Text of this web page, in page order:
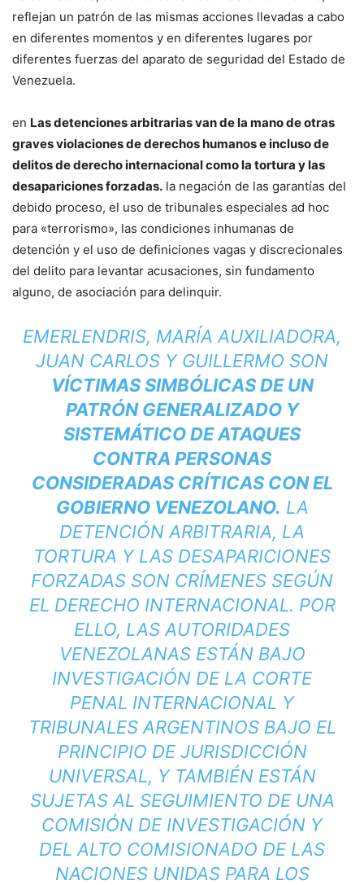
reflejan un patrón de las mismas acciones llevadas a cabo
en diferentes momentos y en diferentes lugares por
diferentes fuerzas del aparato de seguridad del Estado de
Venezuela.
en Las detenciones arbitrarias van de la mano de otras
graves violaciones de derechos humanos e incluso de
delitos de derecho internacional como la tortura y las
desapariciones forzadas. la negación de las garantías del
debido proceso, el uso de tribunales especiales ad hoc
para «terrorismo», las condiciones inhumanas de
detención y el uso de definiciones vagas y discrecionales
del delito para levantar acusaciones, sin fundamento
alguno, de asociación para delinquir.
EMERLENDRIS, MARÍA AUXILIADORA,
JUAN CARLOS Y GUILLERMO SON
VÍCTIMAS SIMBÓLICAS DE UN
PATRÓN GENERALIZADO Y
SISTEMÁTICO DE ATAQUES
CONTRA PERSONAS
CONSIDERADAS CRÍTICAS CON EL
GOBIERNO VENEZOLANO. LA
DETENCIÓN ARBITRARIA, LA
TORTURA Y LAS DESAPARICIONES
FORZADAS SON CRÍMENES SEGÚN
EL DERECHO INTERNACIONAL. POR
ELLO, LAS AUTORIDADES
VENEZOLANAS ESTÁN BAJO
INVESTIGACIÓN DE LA CORTE
PENAL INTERNACIONAL Y
TRIBUNALES ARGENTINOS BAJO EL
PRINCIPIO DE JURISDICCIÓN
UNIVERSAL, Y TAMBIÉN ESTÁN
SUJETAS AL SEGUIMIENTO DE UNA
COMISIÓN DE INVESTIGACIÓN Y
DEL ALTO COMISIONADO DE LAS
NACIONES UNIDAS PARA LOS